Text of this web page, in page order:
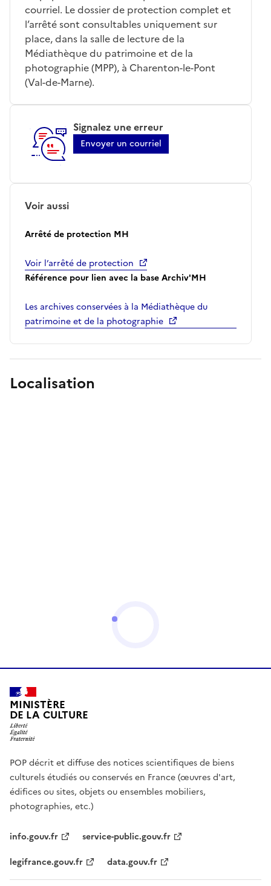
courriel. Le dossier de protection complet et
l’arrêté sont consultables uniquement sur
place, dans la salle de lecture de la
Médiathèque du patrimoine et de la
photographie (MPP), à Charenton-le-Pont
(Val-de-Marne).
Signalez une erreur
Envoyer un courriel
Voir aussi
Arrêté de protection MH
Voir l’arrêté de protection
Référence pour lien avec la base Archiv'MH
Les archives conservées à la Médiathèque du
patrimoine et de la photographie
Localisation
MINISTÈRE
DE LA CULTURE
POP décrit et diffuse des notices scientifiques de biens
culturels étudiés ou conservés en France (œuvres d'art,
édifices ou sites, objets ou ensembles mobiliers,
photographies, etc.)
info.gouv.fr
service-public.gouv.fr
legifrance.gouv.fr
data.gouv.fr